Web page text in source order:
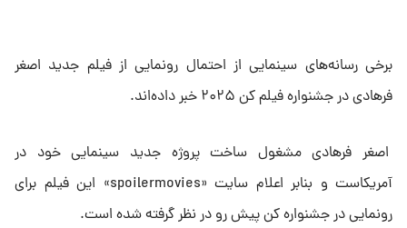
برخی رسانه‌های سینمایی از احتمال رونمایی از فیلم جدید اصغر
فرهادی در جشنواره فیلم کن ۲۰۲۵ خبر داده‌اند.
اصغر فرهادی مشغول ساخت پروژه جدید سینمایی خود در
آمریکاست و بنابر اعلام سایت «spoilermovies» این فیلم برای
رونمایی در جشنواره کن پیش رو در نظر گرفته شده است.